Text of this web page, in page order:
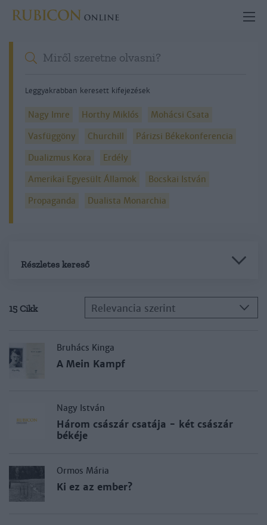
Leggyakrabban keresett kifejezések
Nagy Imre Horthy Miklós
Mohácsi Csata
Vasfüggöny
Churchill
Párizsi Békekonferencia
Dualizmus Kora
Erdély
Amerikai Egyesült Államok
Bocskai István
Propaganda
Dualista Monarchia
Részletes kereső
15 Cikk Relevancia szerint
Bruhács Kinga
A Mein Kampf
Nagy István
Három császár csatája - két császár
békéje
Ormos Mária
Ki ez az ember?